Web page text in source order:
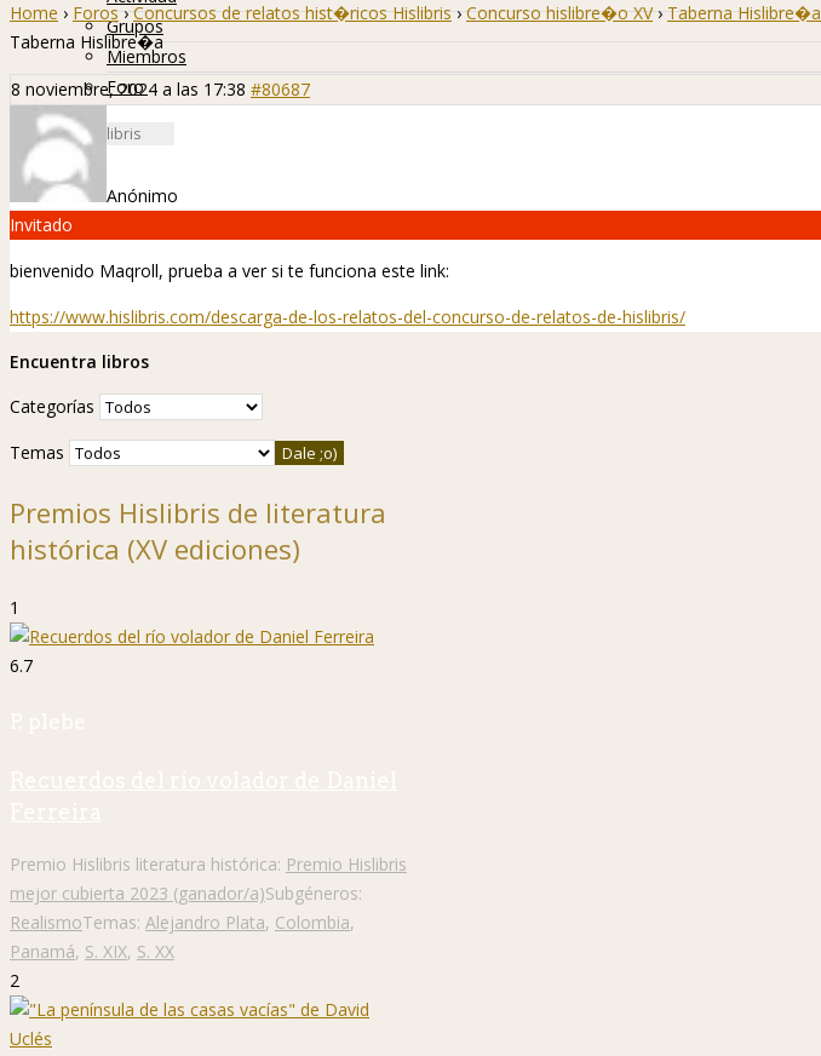
Grupos
Miembros
Foro
Home › Foros › Concursos de relatos hist�ricos Hislibris › Concurso hislibre�o XV › Taberna Hislibre�a
Taberna Hislibre�a
8 noviembre, 2024 a las 17:38 #80687
Anónimo
Invitado
bienvenido Maqroll, prueba a ver si te funciona este link:
https://www.hislibris.com/descarga-de-los-relatos-del-concurso-de-relatos-de-hislibris/
Encuentra libros
Categorías
Temas
Premios Hislibris de literatura
histórica (XV ediciones)
1
6.7
P. plebe
Recuerdos del río volador de Daniel
Ferreira
Premio Hislibris literatura histórica: Premio Hislibris
mejor cubierta 2023 (ganador/a)Subgéneros:
RealismoTemas: Alejandro Plata, Colombia,
Panamá, S. XIX, S. XX
2